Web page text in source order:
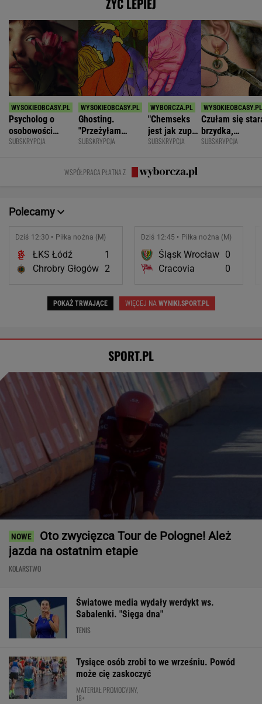
ŻYĆ LEPIEJ
Psycholog o
osobowości
narcystycznej:
SUBSKRYPCJA
Ghosting.
"Przeżyłam
najpiękniejszy
mnie i znikł"
SUBSKRYPCJA
"Chemseks
jest jak zupa.
Nażresz się,
znów jesteś
głodny"
SUBSKRYPCJA
Czułam się
brzydka,
niepotrzebna.
SUBSKRYPCJA
WSPÓŁPRACA PŁATNA Z
Polecamy
Dziś 12:30 • Piłka nożna (M)
ŁKS Łódź
1
Chrobry Głogów 2
Dziś 12:45 • Piłka nożna (M)
Śląsk Wrocław 0
Cracovia
0
POKAŻ TRWAJĄCE WIĘCEJ NAWYNIKI.SPORT.PL
SPORT.PL
Oto zwycięzca Tour de Pologne! Ależ
jazda na ostatnim etapie
KOLARSTWO
Światowe media wydały werdykt ws.
Sabalenki. "Sięga dna"
TENIS
Tysiące osób zrobi to we wrześniu. Powód
może cię zaskoczyć
MATERIAŁ PROMOCYJNY,
18+